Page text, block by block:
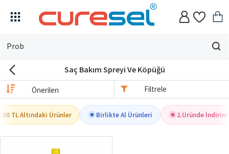
Evin
için
arıyorsun?
Saç Bakım Spreyi Ve Köpüğü
Filtrele
TL Altındaki Ürünler Birlikte Al Ürünleri 2.Üründe